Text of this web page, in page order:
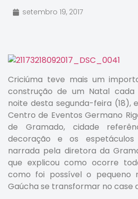
setembro 19, 2017
Criciúma teve mais um
construção de um Natal
noite desta segunda-feira (18),
Centro de Eventos Germano
de Gramado, cidade
decoração e os espetáculos
narrada pela diretora da
que explicou como ocorre
como foi possível o pequeno
Gaúcha se transformar no case